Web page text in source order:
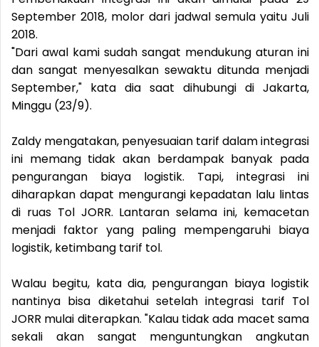
September 2018, molor dari jadwal semula yaitu Juli
2018.
"Dari awal kami sudah sangat mendukung aturan ini
dan sangat menyesalkan sewaktu ditunda menjadi
September," kata dia saat dihubungi di Jakarta,
Minggu (23/9).
Zaldy mengatakan, penyesuaian tarif dalam integrasi
ini memang tidak akan berdampak banyak pada
pengurangan biaya logistik. Tapi, integrasi ini
diharapkan dapat mengurangi kepadatan lalu lintas
di ruas Tol JORR. Lantaran selama ini, kemacetan
menjadi faktor yang paling mempengaruhi biaya
logistik, ketimbang tarif tol.
Walau begitu, kata dia, pengurangan biaya logistik
nantinya bisa diketahui setelah integrasi tarif Tol
JORR mulai diterapkan. "Kalau tidak ada macet sama
sekali akan sangat menguntungkan angkutan